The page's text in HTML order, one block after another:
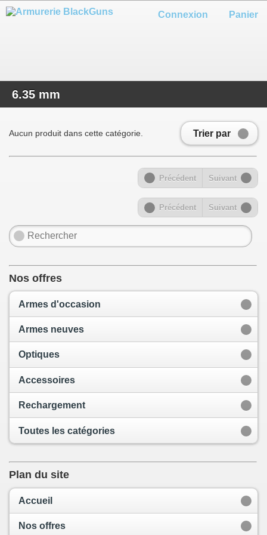
Panier
Connexion
6.35 mm
Trier par
Aucun produit dans cette catégorie.
Précédent Suivant
Précédent Suivant
Nos offres
Armes d'occasion
Armes neuves
Optiques
Accessoires
Rechargement
Toutes les catégories
Plan du site
Accueil
Nos offres